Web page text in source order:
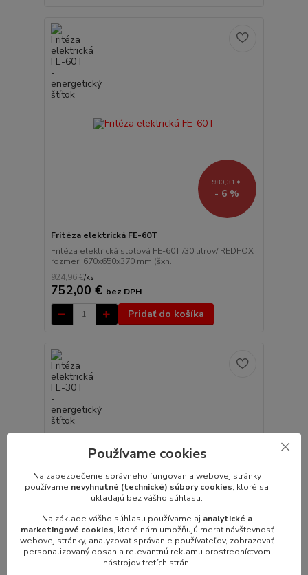
980,31 €
- 6 %
Fritéza elektrická FE-60T
Fritéza elektrická stolová FE-60T /30 litrov/ REDFOX
rozmer: 670x650x370 mm (šxh...
924,96 €/ks
752,00 € bez DPH
Pridať do košíka
- 4 %
Fritéza elektrická FE-30T
Používame cookies
Na zabezpečenie správneho fungovania webovej stránky
používame nevyhnutné (technické) súbory cookies, ktoré sa
ukladajú bez vášho súhlasu.
Na základe vášho súhlasu používame aj analytické a
marketingové cookies, ktoré nám umožňujú merať návštevnosť
webovej stránky, analyzovať správanie používateľov, zobrazovať
personalizovaný obsah a relevantnú reklamu prostredníctvom
nástrojov tretích strán.